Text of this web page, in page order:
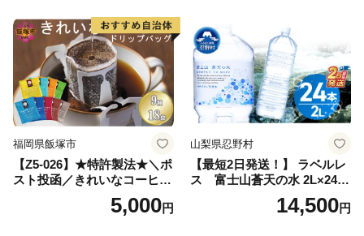
小分け お土産 お取り寄せ グ
ルメ 福岡 九州 福岡県 国産
日本 ふかむし茶 ふかむし 家
庭用 自宅用 ちゃ りょくちゃ
ふかむしちゃ 急須 甘み 川崎
町 送料無料
福岡県飯塚市
【Z5-026】★特許製法★＼ポ
スト投函／きれいなコーヒー
ドリップバッグ9種セット(18
袋)ゆうパケットでお届け！
5,000円
山梨県忍野村
【最短2日発送！】 ラベルレ
ス 富士山蒼天の水 2L×24本
（4ケース）※離島不可 天然
水 ミネラルウォーター 水 ペ
14,500円